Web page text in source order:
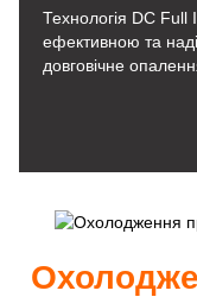
Технологія DC
ефективною та
довговічне